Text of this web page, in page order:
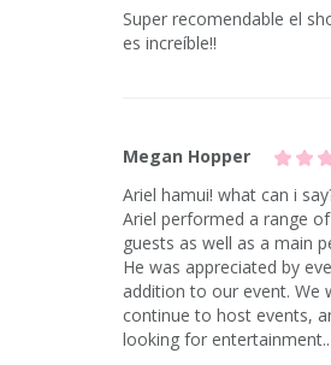
Super recomendable el
es increíble!!
Megan Hopper
Ariel hamui! what can i
Ariel performed a range
guests as well as a main
He was appreciated by
addition to our event. We
continue to host events,
looking for